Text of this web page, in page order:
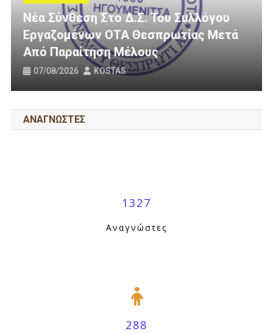
Μετά
Τελευταία Νέα
3 Εκατομμύρια Ευρώ Για
Οδοποιία Στον Δήμο
31/07/2026
ΑΝΑΓΝΩΣΤΕΣ
1327
Αναγνώστες
288